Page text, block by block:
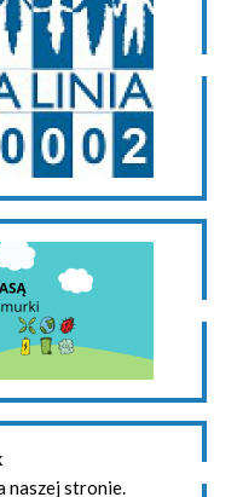
naszej stronie.